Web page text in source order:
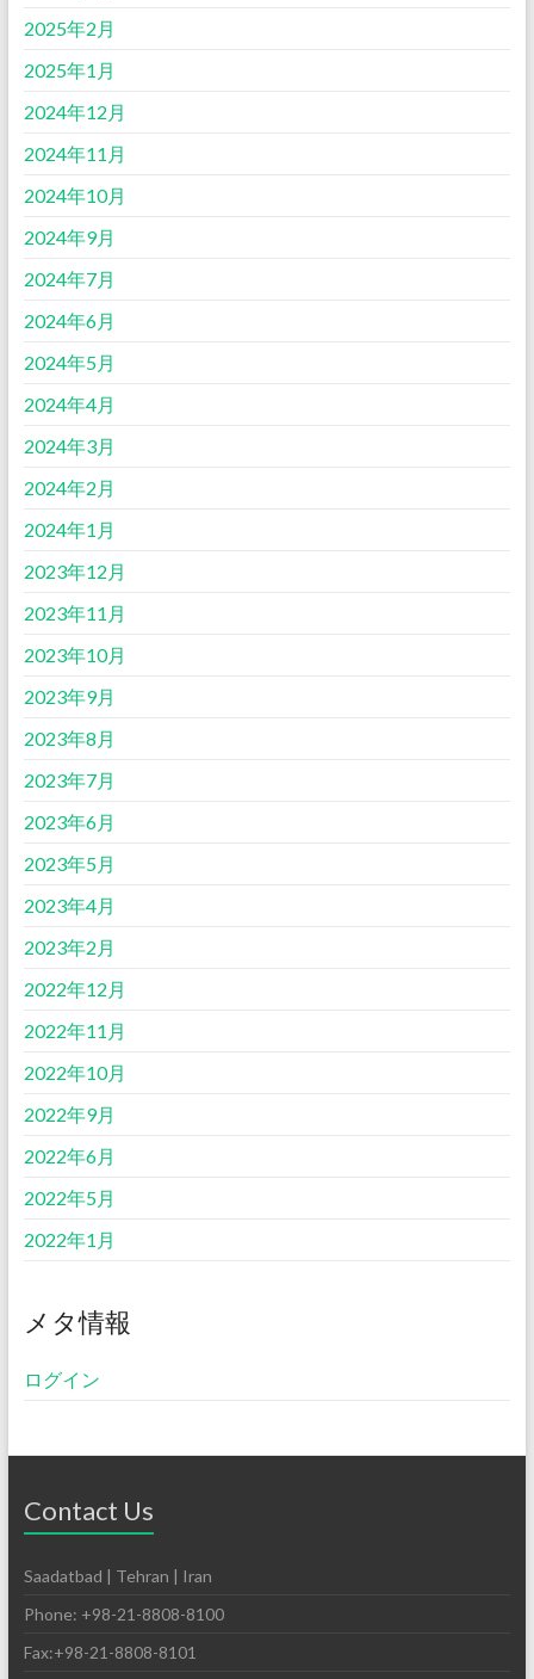
2025年2月
2025年1月
2024年12月
2024年11月
2024年10月
2024年9月
2024年7月
2024年6月
2024年5月
2024年4月
2024年3月
2024年2月
2024年1月
2023年12月
2023年11月
2023年10月
2023年9月
2023年8月
2023年7月
2023年6月
2023年5月
2023年4月
2023年2月
2022年12月
2022年11月
2022年10月
2022年9月
2022年6月
2022年5月
2022年1月
メタ情報
ログイン
Contact Us
Saadatbad | Tehran | Iran
Phone: +98-21-8808-8100
Fax:+98-21-8808-8101